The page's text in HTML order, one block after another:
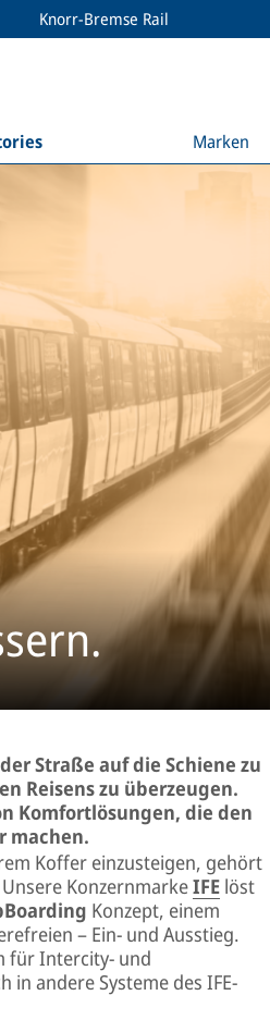
Knorr-Bremse Rail
Marken
Straße auf die Schiene zu
Reisens zu überzeugen.
Komfortlösungen, die den
machen.
Koffer einzusteigen, gehört
KonzernmarkeIFE löst
Konzept, einem
– Ein- und Ausstieg.
für Intercity- und
in andere Systeme des IFE-